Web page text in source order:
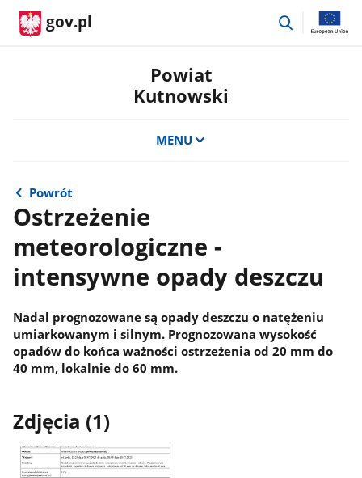
gov.pl
przejdź
Powiat
Kutnowski
MENU
Powrót
Ostrzeżenie
meteorologiczne -
intensywne opady deszczu
Nadal prognozowane są opady deszczu o natężeniu
umiarkowanym i silnym. Prognozowana wysokość
opadów do końca ważności ostrzeżenia od 20 mm do
40 mm, lokalnie do 60 mm.
Zdjęcia (1)